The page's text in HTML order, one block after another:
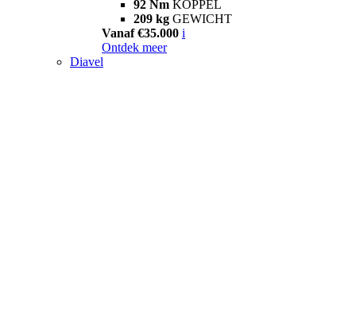
92 Nm KOPPEL
209 kg GEWICHT
Vanaf €35.000 i
Ontdek meer
Diavel